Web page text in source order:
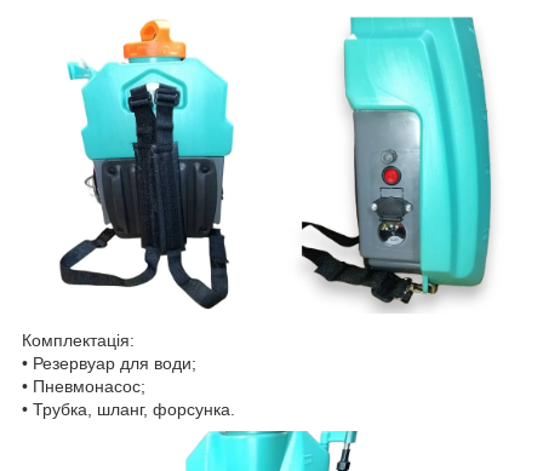
Комплектація:
• Резервуар для води;
• Пневмонасос;
• Трубка, шланг, форсунка.